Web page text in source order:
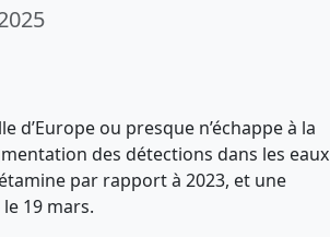
d’Europe ou presque n’échappe à la
des détections dans les eaux
par rapport à 2023, et une
19 mars.